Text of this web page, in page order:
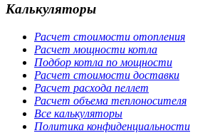
Калькуляторы
Расчет стоимости отопления
Расчет мощности котла
Подбор котла по мощности
Расчет стоимости доставки
Расчет расхода пеллет
Расчет объема теплоносителя
Все калькуляторы
Политика конфиденциальности